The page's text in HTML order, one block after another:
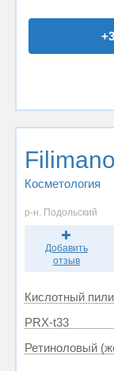
Косметология
р-н. Подольский
Добавить
отзыв
Кислотный
PRX-t33
Ретиноловый